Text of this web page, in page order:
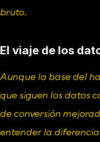
bruto.
El viaje de los
Aunque la base del
que siguen los datos
de conversión
entender la